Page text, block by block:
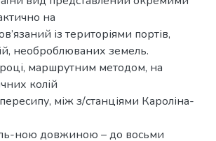
на
із територіями портів,
необроблюваних земель.
маршрутним методом, на
колій
між з/станціями Кароліна-
ною довжиною – до восьми